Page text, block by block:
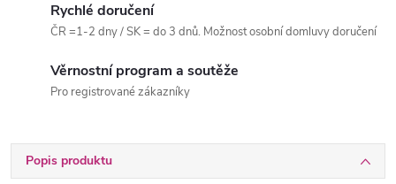
Rychlé doručení
ČR =1-2 dny / SK = do 3 dnů. Možnost osobní domluvy doručení
Věrnostní program a soutěže
Pro registrované zákazníky
Popis produktu